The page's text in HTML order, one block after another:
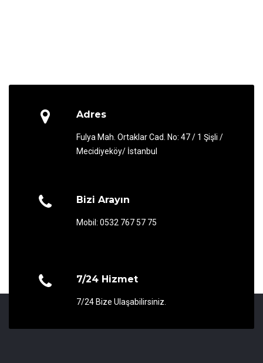
Adres
Fulya Mah. Ortaklar Cad. No: 47 / 1 Şişli /
Mecidiyeköy/ İstanbul
Bizi Arayın
Mobil: 0532 767 57 75
7/24 Hizmet
7/24 Bize Ulaşabilirsiniz.